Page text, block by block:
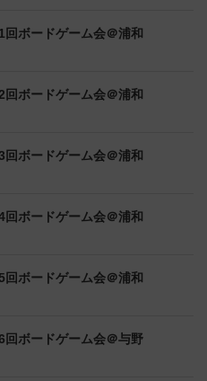
回ボードゲーム会＠浦和
回ボードゲーム会＠浦和
回ボードゲーム会＠浦和
回ボードゲーム会＠浦和
回ボードゲーム会＠浦和
回ボードゲーム会＠与野